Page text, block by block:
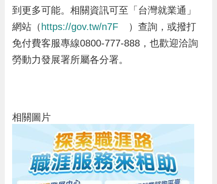
到更多可能。相關資訊可至「台灣就業通」
網站（ https://gov.tw/n7F
）查詢，或撥打
免付費客服專線0800-777-888，也歡迎洽詢
勞動力發展署所屬各分署。
相關圖片